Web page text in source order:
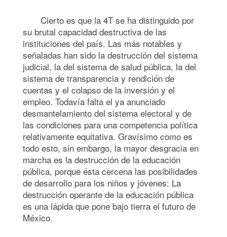
Cierto es que la 4T se ha distinguido por
su brutal capacidad destructiva de las
instituciones del país. Las más notables y
señaladas han sido la destrucción del sistema
judicial, la del sistema de salud pública, la del
sistema de transparencia y rendición de
cuentas y el colapso de la inversión y el
empleo. Todavía falta el ya anunciado
desmantelamiento del sistema electoral y de
las condiciones para una competencia política
relativamente equitativa. Gravísimo como es
todo esto, sin embargo, la mayor desgracia en
marcha es la destrucción de la educación
pública, porque ésta cercena las posibilidades
de desarrollo para los niños y jóvenes: La
destrucción operante de la educación pública
es una lápida que pone bajo tierra el futuro de
México.